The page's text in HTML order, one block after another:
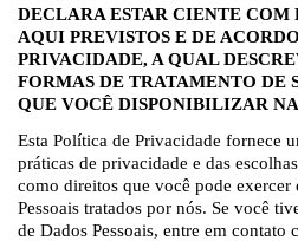
DECLARA ESTAR CIENTE COM
AQUI PREVISTOS E DE
PRIVACIDADE, A QUAL
FORMAS DE TRATAMENTO DE
QUE VOCÊ DISPONIBILIZAR
Esta Política de Privacidade fornece
práticas de privacidade e das
como direitos que você pode exercer
Pessoais tratados por nós. Se você
de Dados Pessoais, entre em contato